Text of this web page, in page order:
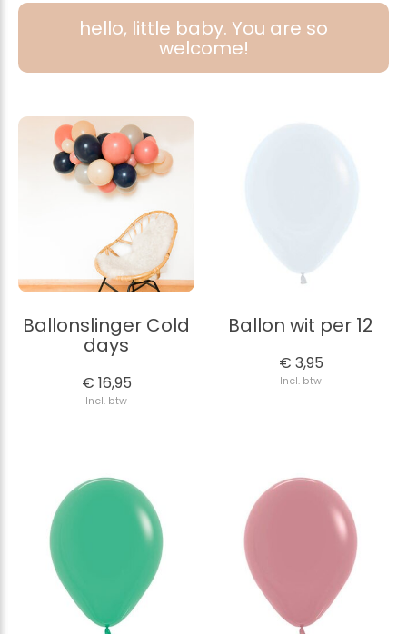
hello, little baby. You are so
welcome!
Ballonslinger Cold
days
€ 16,95
Incl. btw
Ballon wit per 12
€ 3,95
Incl. btw